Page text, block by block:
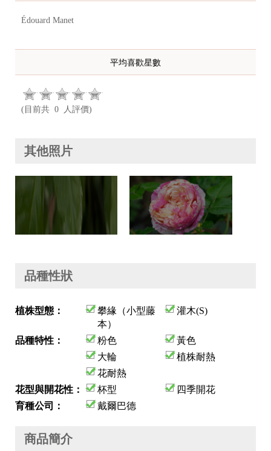
Édouard Manet
平均喜歡星數
(目前共 0 人評價)
其他照片
品種性狀
植株型態：
攀緣（小型藤
本）
灌木(S)
品種特性： 粉色
黃色
大輪
植株耐熱
花耐熱
花型與開花性：
杯型
四季開花
育種公司：
戴爾巴德
商品簡介